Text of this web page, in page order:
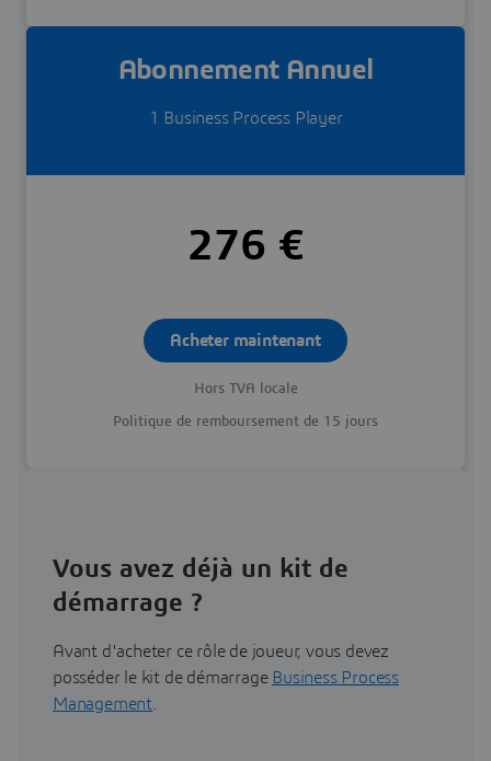
Abonnement Annuel
1 Business Process Player
276 €
Acheter maintenant
Hors TVA locale
Politique de remboursement de 15 jours
Vous avez déjà un kit de
démarrage ?
Avant d'acheter ce rôle de joueur, vous devez
posséder le kit de démarrage Business Process
Management